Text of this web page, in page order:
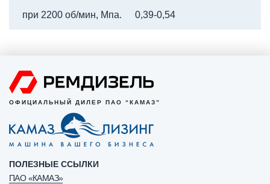
при 2200 об/мин, Мпа. 0,39-0,54
ОФИЦИАЛЬНЫЙ ДИЛЕР ПАО “КАМАЗ”
ПОЛЕЗНЫЕ ССЫЛКИ
ПАО «КАМАЗ»